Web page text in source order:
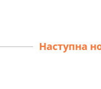
Наступна